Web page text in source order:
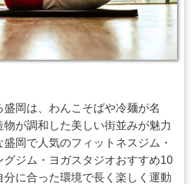
岡は、わんこそばや冷麺が名
が調和した美しい街並みが魅力
岡で人気のフィットネスジム・
ジム・ヨガスタジオおすすめ10
に合った環境で長く楽しく運動